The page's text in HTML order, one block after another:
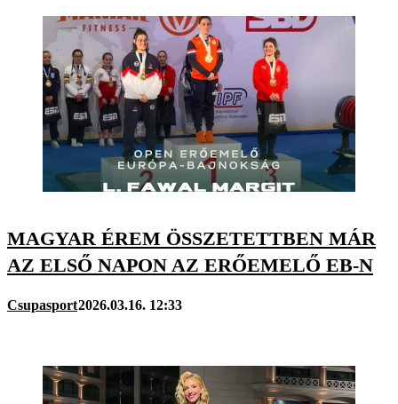
MAGYAR ÉREM ÖSSZETETTBEN MÁR
AZ ELSŐ NAPON AZ ERŐEMELŐ EB-N
Csupasport2026.03.16. 12:33